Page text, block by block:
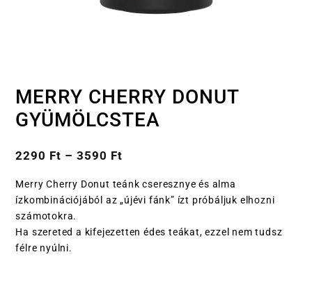
MERRY CHERRY DONUT
GYÜMÖLCSTEA
2290 Ft –3590 Ft
Merry Cherry Donut teánk cseresznye és alma
ízkombinációjából az „újévi fánk” ízt próbáljuk elhozni
számotokra.
Ha szereted a kifejezetten édes teákat, ezzel nem tudsz
félre nyúlni.